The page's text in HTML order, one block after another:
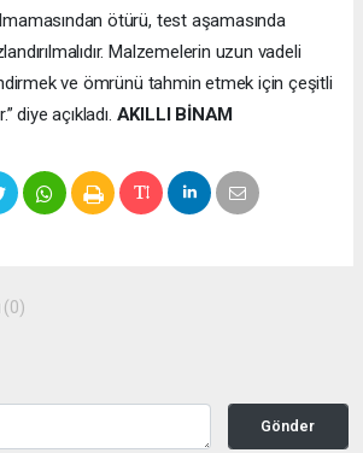
ötürü, test aşamasında
Malzemelerin uzun vadeli
ve ömrünü tahmin etmek için çeşitli
diye açıkladı. AKILLI BİNAM
(0)
Gönder